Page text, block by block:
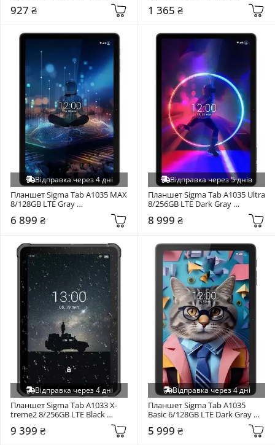
927 ₴ 1 365 ₴
Відправка через 4 дні
Планшет Sigma Tab A1035 MAX
8/128GB LTE Gray
6 899 ₴
Відправка через 5 днів
Планшет Sigma Tab A1035 Ultra
8/256GB LTE Dark Gray
8 999 ₴
Відправка через 4 дні
Планшет Sigma Tab A1033 X-
treme2 8/256GB LTE Black
9 399 ₴
Відправка через 4 дні
Планшет Sigma Tab A1035
Basic 6/128GB LTE Dark Gray
5 999 ₴